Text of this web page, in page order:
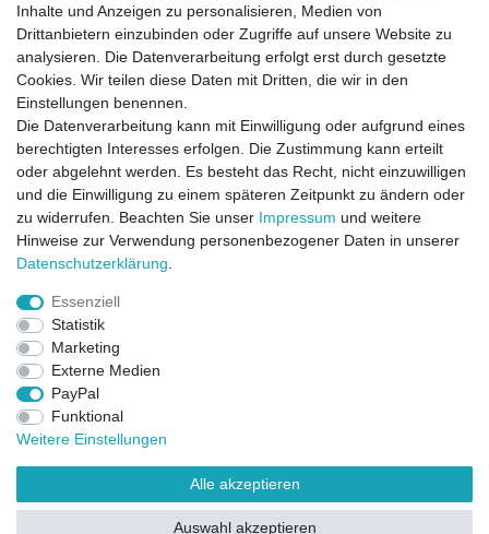
Direktkontakt per Telefon unter 04331 / 4928-910
Widerrufsrecht Widerrufsformular
Impressum
Inhalte und Anzeigen zu personalisieren, Medien von
Drittanbietern einzubinden oder Zugriffe auf unsere Website zu
analysieren. Die Datenverarbeitung erfolgt erst durch gesetzte
Cookies. Wir teilen diese Daten mit Dritten, die wir in den
Einstellungen benennen.
Die Datenverarbeitung kann mit Einwilligung oder aufgrund eines
berechtigten Interesses erfolgen. Die Zustimmung kann erteilt
oder abgelehnt werden. Es besteht das Recht, nicht einzuwilligen
und die Einwilligung zu einem späteren Zeitpunkt zu ändern oder
zu widerrufen. Beachten Sie unser Impressum und weitere
Hinweise zur Verwendung personenbezogener Daten in unserer
Daten­schutz­erklärung
Essenziell
Statistik
Marketing
Externe Medien
PayPal
Funktional
Weitere Einstellungen
Alle akzeptieren
Auswahl akzeptieren